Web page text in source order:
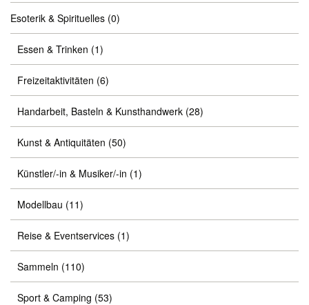
Esoterik & Spirituelles (0)
Essen & Trinken (1)
Freizeitaktivitäten (6)
Handarbeit, Basteln & Kunsthandwerk (28)
Kunst & Antiquitäten (50)
Künstler/-in & Musiker/-in (1)
Modellbau (11)
Reise & Eventservices (1)
Sammeln (110)
Sport & Camping (53)